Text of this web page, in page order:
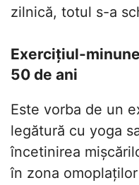
zilnică, totul s-a
Exercițiul-
50 de ani
Este vorba de un
legătură cu yoga
încetinirea
în zona